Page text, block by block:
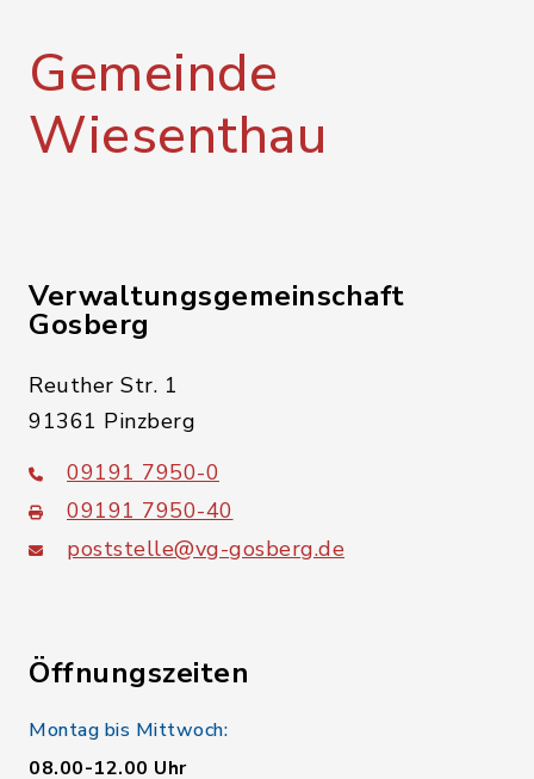
Gemeinde
Wiesenthau
Verwaltungsgemeinschaft
Gosberg
Reuther Str. 1
91361 Pinzberg
09191 7950-0
09191 7950-40
poststelle@vg-gosberg.de
Öffnungszeiten
Montag bis Mittwoch:
08.00-12.00 Uhr